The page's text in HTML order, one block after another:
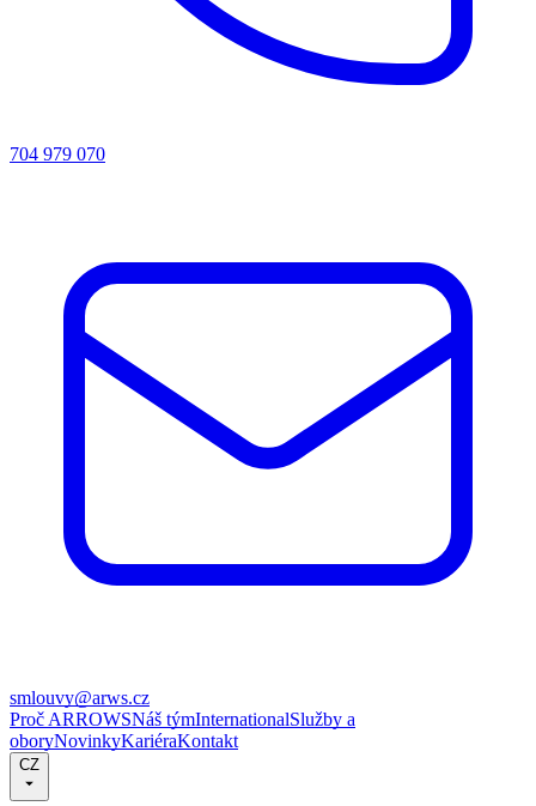
704 979 070
smlouvy@arws.cz
Proč ARROWSNáš týmInternationalSlužby a
oboryNovinkyKariéraKontakt
CZ